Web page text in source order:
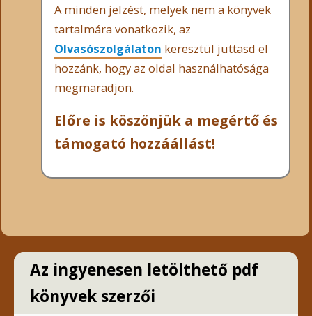
A minden jelzést, melyek nem a könyvek
tartalmára vonatkozik, az
Olvasószolgálaton keresztül juttasd el
hozzánk, hogy az oldal használhatósága
megmaradjon.
Előre is köszönjük a megértő és
támogató hozzáállást!
Az ingyenesen letölthető pdf
könyvek szerzői